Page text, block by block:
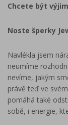
Chcete být
Noste šperky
Navlékla jsem
neumíme
nevíme, jakým
právě teď ve
pomáhá také
sobě, i energie,